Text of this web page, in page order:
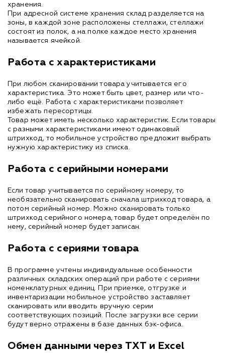
хранения.
При адресной системе хранения склад разделяется на
зоны, в каждой зоне расположены стеллажи, стеллажи
состоят из полок, а на полке каждое место хранения
называется ячейкой.
Работа с характеристиками
При любом сканировании товара учитывается его
характеристика. Это может быть цвет, размер или что-
либо ещё. Работа с характеристиками позволяет
избежать пересортицы.
Товар может иметь несколько характеристик. Если товары
с разными характеристиками имеют одинаковый
штрихкод, то мобильное устройство предложит выбрать
нужную характеристику из списка.
Работа с серийными номерами
Если товар учитывается по серийному номеру, то
необязательно сканировать сначала штрихкод товара, а
потом серийный номер. Можно сканировать только
штрихкод серийного номера, товар будет определён по
нему, серийный номер будет записан.
Работа с сериями товара
В программе учтены индивидуальные особенности
различных складских операций при работе с сериями
номенклатурных единиц. При приемке, отгрузке и
инвентаризации мобильное устройство заставляет
сканировать или вводить вручную серии
соответствующих позиций. После загрузки все серии
будут верно отражены в базе данных бэк-офиса.
Обмен данными через TXT и Excel